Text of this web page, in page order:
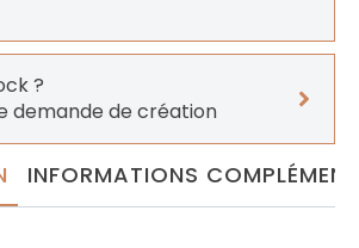
?
demande de création
INFORMATIONS